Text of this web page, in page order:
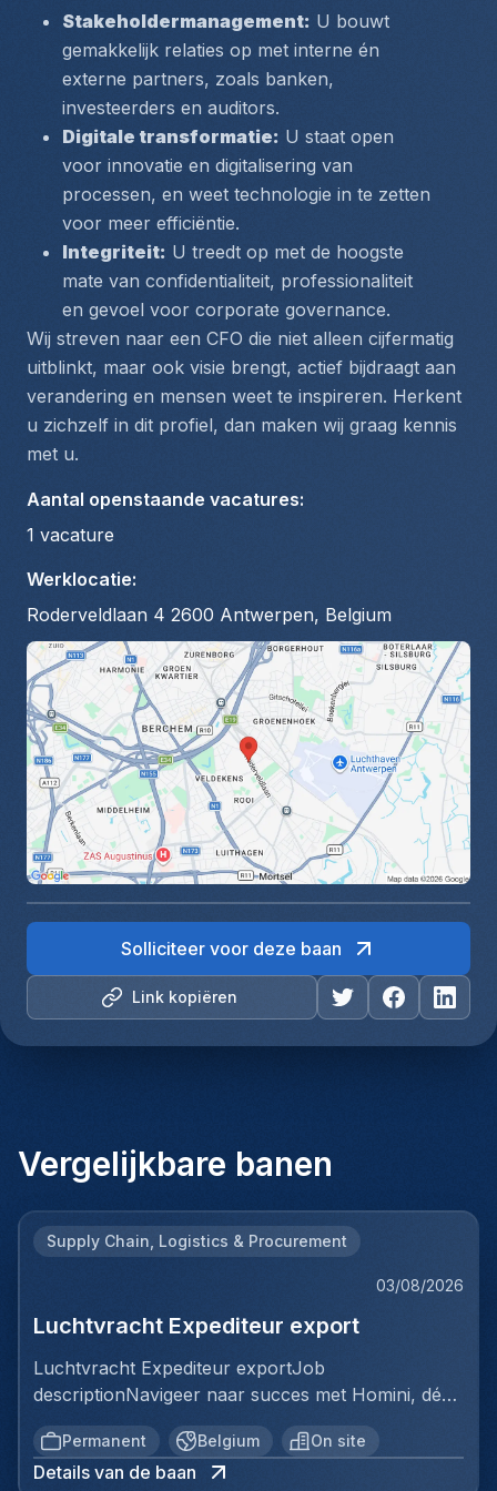
Stakeholdermanagement: U bouwt
gemakkelijk relaties op met interne én
externe partners, zoals banken,
investeerders en auditors.
Digitale transformatie: U staat open
voor innovatie en digitalisering van
processen, en weet technologie in te zetten
voor meer efficiëntie.
Integriteit: U treedt op met de hoogste
mate van confidentialiteit, professionaliteit
en gevoel voor corporate governance.
Wij streven naar een CFO die niet alleen cijfermatig
uitblinkt, maar ook visie brengt, actief bijdraagt aan
verandering en mensen weet te inspireren. Herkent
u zichzelf in dit profiel, dan maken wij graag kennis
met u.
Aantal openstaande vacatures:
1 vacature
Werklocatie:
Roderveldlaan 4 2600 Antwerpen, Belgium
Link kopiëren
Solliciteer voor deze baan
Vergelijkbare banen
Supply Chain, Logistics & Procurement
03/08/2026
Luchtvracht Expediteur export
Luchtvracht Expediteur exportJob
descriptionNavigeer naar succes met Homini, dé
brug tussen talent en uitmuntende opportuniteiten
binnen de arbeidsmarkt. Als voorloper in
wervingsdiensten, matchen we toptalent met
Permanent Belgium On site
Details van de baan